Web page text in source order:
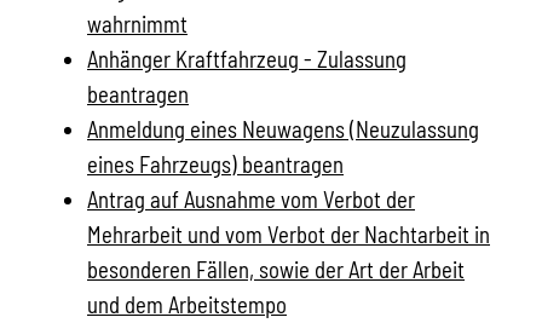
wahrnimmt
Anhänger Kraftfahrzeug - Zulassung
beantragen
Anmeldung eines Neuwagens (Neuzulassung
eines Fahrzeugs) beantragen
Antrag auf Ausnahme vom Verbot der
Mehrarbeit und vom Verbot der Nachtarbeit in
besonderen Fällen, sowie der Art der Arbeit
und dem Arbeitstempo